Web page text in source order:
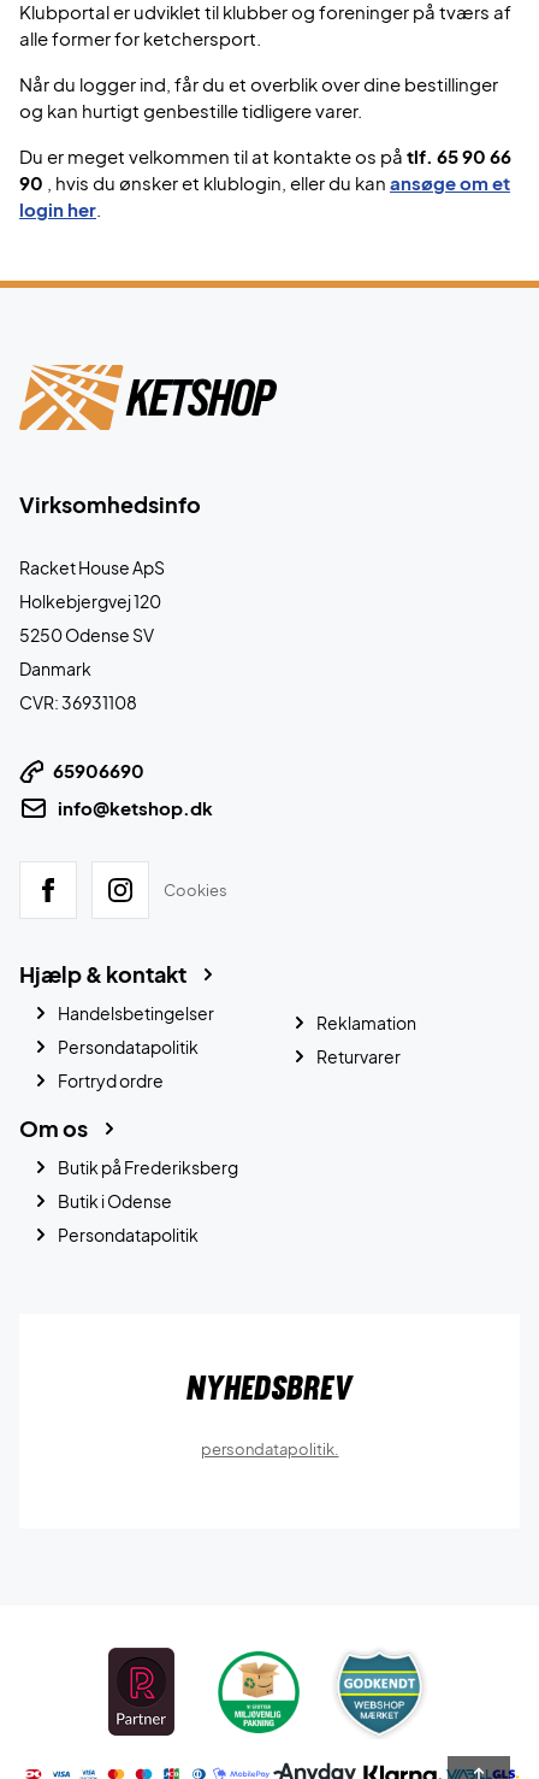
Klubportal er udviklet til klubber og foreninger på tværs af
alle former for ketchersport.
Når du logger ind, får du et overblik over dine bestillinger
og kan hurtigt genbestille tidligere varer.
Du er meget velkommen til at kontakte os på tlf. 65 90 66
90
, hvis du ønsker et klublogin, eller du kan ansøge om et
login her
Virksomhedsinfo
Racket House ApS
Holkebjergvej 120
5250 Odense SV
Danmark
CVR: 36931108
65906690
info@ketshop.dk
Cookies
Hjælp & kontakt
Handelsbetingelser
Persondatapolitik
Fortryd ordre
Reklamation
Returvarer
Om os
Butik på Frederiksberg
Butik i Odense
Persondatapolitik
Nyhedsbrev
persondatapolitik.